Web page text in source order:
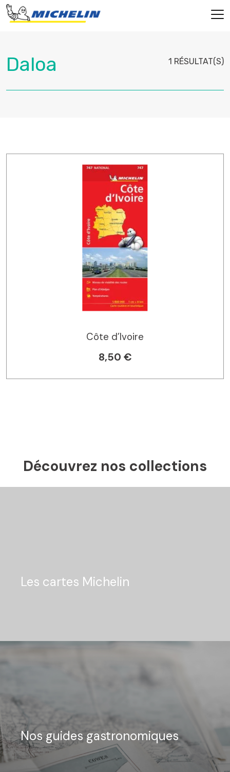
1 RÉSULTAT(S)
Côte d’Ivoire
8,50 €
Découvrez nos collections
Les cartes Michelin
Nos guides gastronomiques